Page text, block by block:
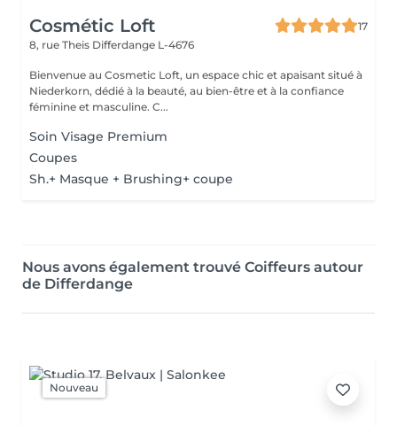
Cosmétic Loft
17
8, rue Theis Differdange L-4676
Bienvenue au Cosmetic Loft, un espace chic et apaisant situé à
Niederkorn, dédié à la beauté, au bien-être et à la confiance
féminine et masculine. C...
Soin Visage Premium
Coupes
Sh.+ Masque + Brushing+ coupe
Nous avons également trouvé Coiffeurs autour
de Differdange
Nouveau